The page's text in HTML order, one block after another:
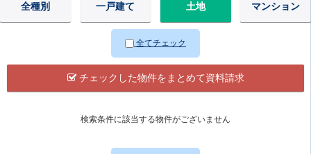
全種別 一戸建て 土地 マンション
全てチェック
チェックした物件をまとめて資料請求
検索条件に該当する物件がございません